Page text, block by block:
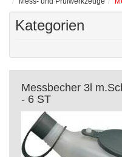
Kategorien
Messbecher 3l
- 6 ST